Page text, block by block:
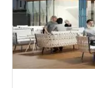
o
k
g
r
contact
FR